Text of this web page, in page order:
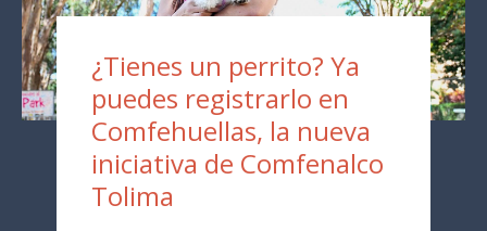
¿Tienes un perrito? Ya
puedes registrarlo en
Comfehuellas, la nueva
iniciativa de Comfenalco
Tolima